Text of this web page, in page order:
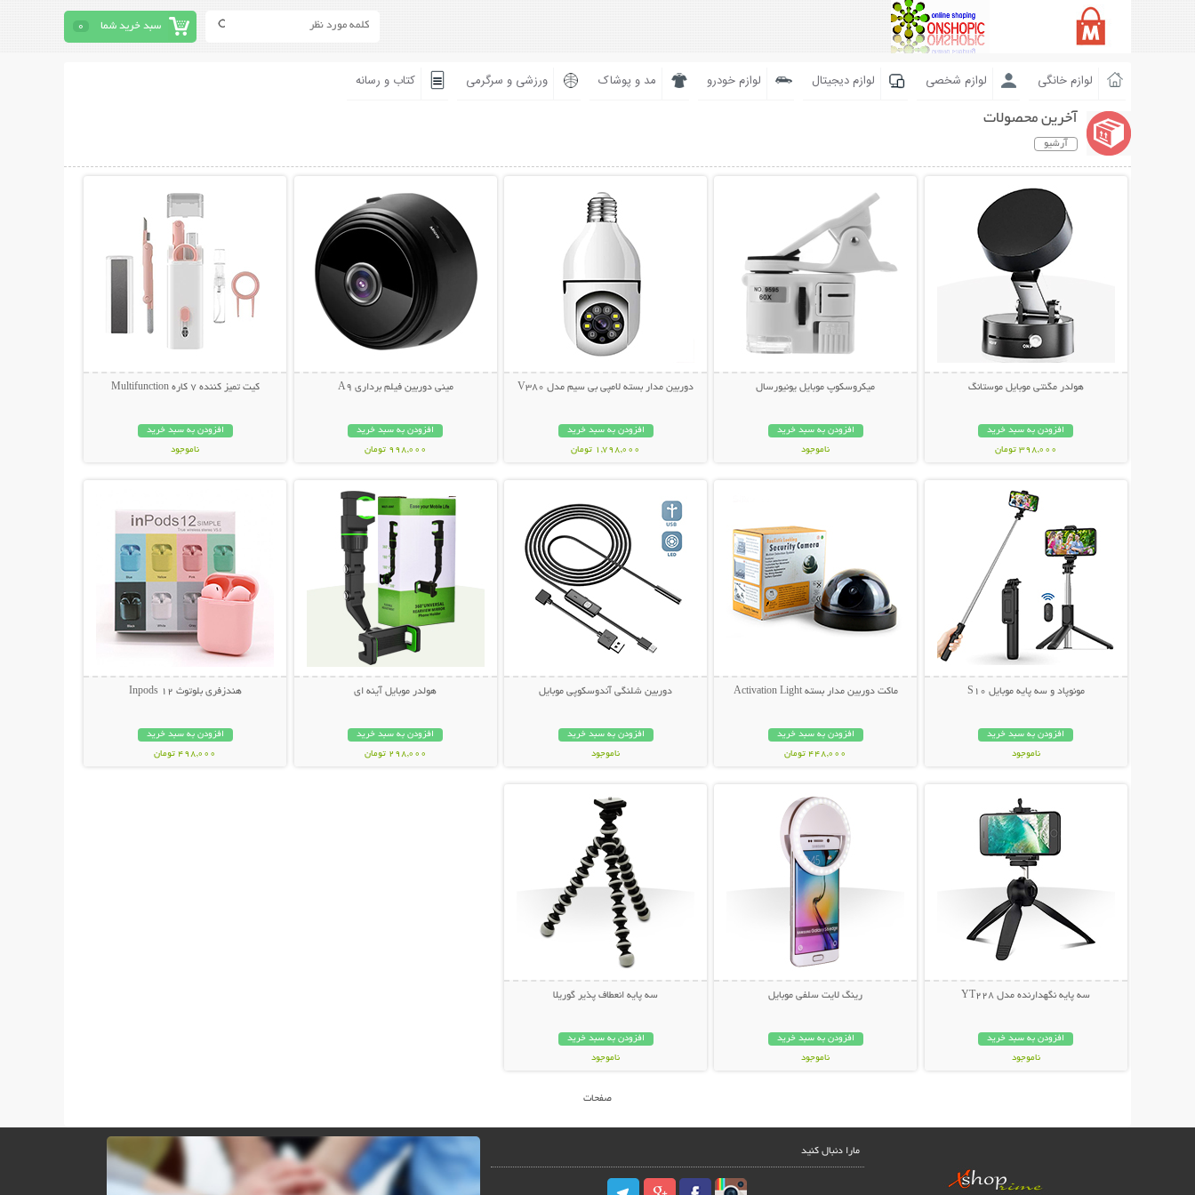
سبد خرید شما 0
لوازم خانگی لوازم شخصی لوازم دیجیتال لوازم خودرو مد و پوشاک ورزشی و سرگرمی کتاب و رسانه
آخرین محصولات
آرشیو
هولدر مگنتی موبایل موستانگ
افزودن به سبد خرید
398,000 تومان
میکروسکوپ موبایل یونیورسال
افزودن به سبد خرید
ناموجود
دوربین مدار بسته لامپی بی سیم مدل V380
افزودن به سبد خرید
1,798,000 تومان
مینی دوربین فیلم برداری A9
افزودن به سبد خرید
998,000 تومان
کیت تمیز کننده 7 کاره Multifunction
افزودن به سبد خرید
ناموجود
مونوپاد و سه پایه موبایل S10
افزودن به سبد خرید
ناموجود
ماکت دوربین مدار بسته Activation Light
افزودن به سبد خرید
448,000 تومان
دوربین شلنگی آندوسکوپی موبایل
افزودن به سبد خرید
ناموجود
هولدر موبایل آینه ای
افزودن به سبد خرید
298,000 تومان
هندزفری بلوتوث Inpods 12
افزودن به سبد خرید
498,000 تومان
سه پایه نگهدارنده مدل YT228
افزودن به سبد خرید
ناموجود
رینگ لایت سلفی موبایل
افزودن به سبد خرید
ناموجود
سه پایه انعطاف پذیر گوریلا
افزودن به سبد خرید
ناموجود
صفحات
مارا دنبال کنید